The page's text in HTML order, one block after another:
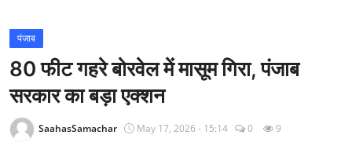
राज्य
अंतराष्ट्रीय
पंजाब
80 फीट गहरे बोरवेल में मासूम गिरा, पंजाब
सरकार का बड़ा एक्शन
SaahasSamachar May 17, 2026 - 15:14 0 9